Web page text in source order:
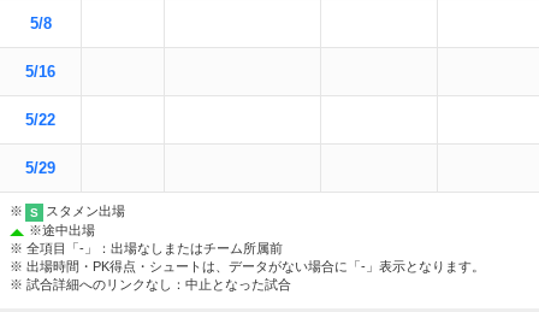
5/8
5/16
5/22
5/29
※ S
スタメン出場
※途中出場
※ 全項目「-」：出場なしまたはチーム所属前
※ 出場時間・PK得点・シュートは、データがない場合に「-」表示となります。
※ 試合詳細へのリンクなし：中止となった試合